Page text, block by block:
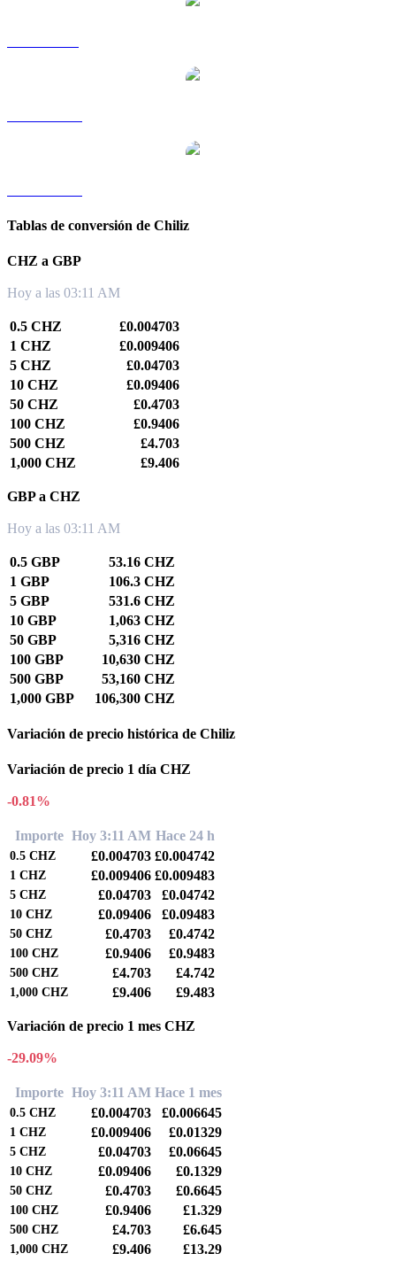
Tablas de conversión de Chiliz
CHZ a GBP
Hoy a las 03:11 AM
0.5 CHZ
£0.004703
1 CHZ
£0.009406
5 CHZ
£0.04703
10 CHZ
£0.09406
50 CHZ
£0.4703
100 CHZ
£0.9406
500 CHZ
£4.703
1,000 CHZ
£9.406
GBP a CHZ
Hoy a las 03:11 AM
0.5 GBP
53.16 CHZ
1 GBP
106.3 CHZ
5 GBP
531.6 CHZ
10 GBP
1,063 CHZ
50 GBP
5,316 CHZ
100 GBP
10,630 CHZ
500 GBP
53,160 CHZ
1,000 GBP
106,300 CHZ
Variación de precio histórica de Chiliz
Variación de precio 1 día CHZ
-0.81%
Importe Hoy 3:11 AM Hace 24 h
0.5 CHZ £0.004703 £0.004742
1 CHZ £0.009406 £0.009483
5 CHZ £0.04703 £0.04742
10 CHZ £0.09406 £0.09483
50 CHZ £0.4703 £0.4742
100 CHZ £0.9406 £0.9483
500 CHZ £4.703 £4.742
1,000 CHZ £9.406 £9.483
Variación de precio 1 mes CHZ
-29.09%
Importe Hoy 3:11 AM Hace 1 mes
0.5 CHZ £0.004703 £0.006645
1 CHZ £0.009406 £0.01329
5 CHZ £0.04703 £0.06645
10 CHZ £0.09406 £0.1329
50 CHZ £0.4703 £0.6645
100 CHZ £0.9406 £1.329
500 CHZ £4.703 £6.645
1,000 CHZ £9.406 £13.29